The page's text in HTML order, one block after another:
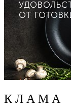
К Л А М А